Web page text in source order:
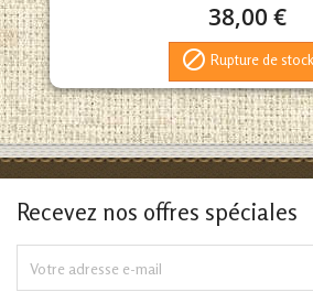
38,00 €
 Rupture de stock
Recevez nos offres spéciales